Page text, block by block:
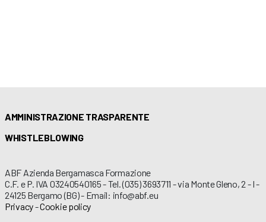
AMMINISTRAZIONE TRASPARENTE
WHISTLEBLOWING
ABF Azienda Bergamasca Formazione
C.F. e P. IVA 03240540165 - Tel. (035) 3693711 - via Monte Gleno, 2 - I -
24125 Bergamo (BG) - Email: info@abf.eu
Privacy-Cookie policy